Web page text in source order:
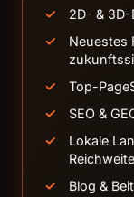
2D- & 3D-
Neuestes
Top-
SEO &
Lokale
Reichweite
Blog &